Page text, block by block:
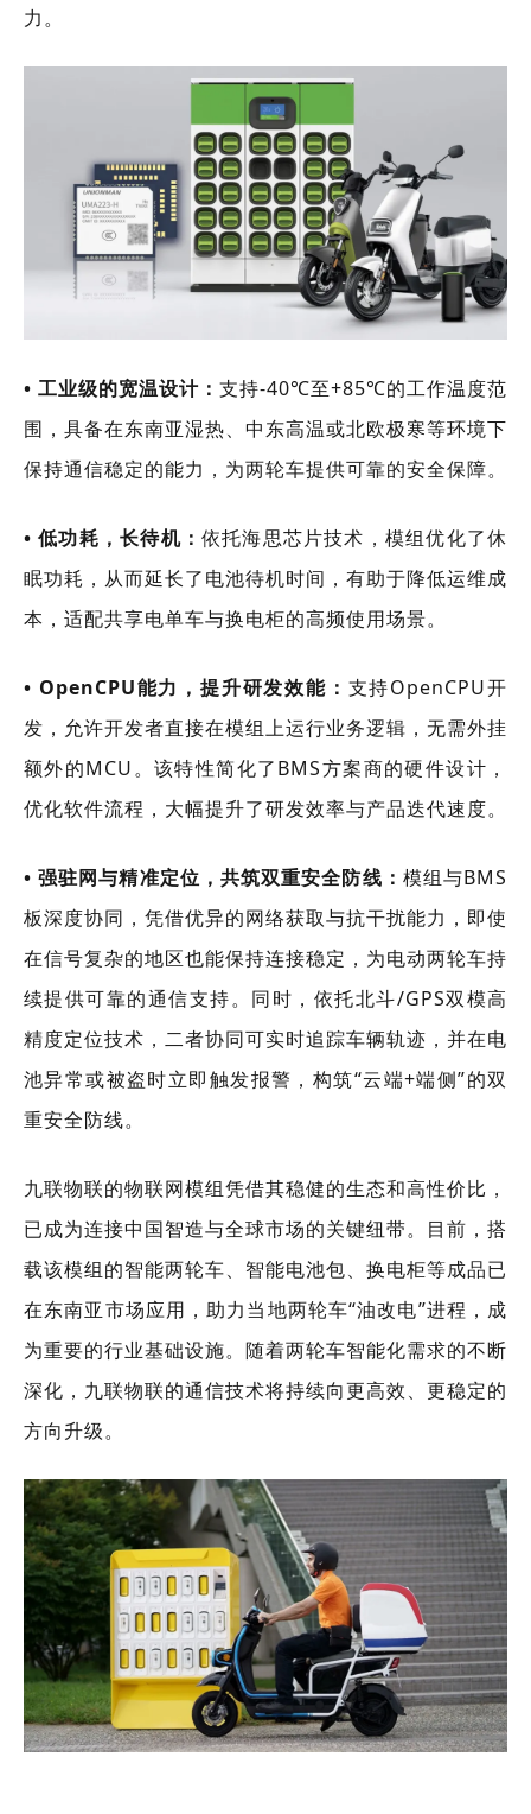
力。
• 工业级的宽温设计： 支持-40℃至+85℃的工作温度范
围，具备在东南亚湿热、中东高温或北欧极寒等环境下
保持通信稳定的能力，为两轮车提供可靠的安全保障。
• 低功耗，长待机： 依托海思芯片技术，模组优化了休
眠功耗，从而延长了电池待机时间，有助于降低运维成
本，适配共享电单车与换电柜的高频使用场景。
• OpenCPU能力，提升研发效能： 支持OpenCPU开
发，允许开发者直接在模组上运行业务逻辑，无需外挂
额外的MCU。该特性简化了BMS方案商的硬件设计，
优化软件流程，大幅提升了研发效率与产品迭代速度。
• 强驻网与精准定位，共筑双重安全防线： 模组与BMS
板深度协同，凭借优异的网络获取与抗干扰能力，即使
在信号复杂的地区也能保持连接稳定，为电动两轮车持
续提供可靠的通信支持。同时，依托北斗/GPS双模高
精度定位技术，二者协同可实时追踪车辆轨迹，并在电
池异常或被盗时立即触发报警，构筑“云端+端侧”的双
重安全防线。
九联物联的物联网模组凭借其稳健的生态和高性价比，
已成为连接中国智造与全球市场的关键纽带。目前，搭
载该模组的智能两轮车、智能电池包、换电柜等成品已
在东南亚市场应用，助力当地两轮车“油改电”进程，成
为重要的行业基础设施。随着两轮车智能化需求的不断
深化，九联物联的通信技术将持续向更高效、更稳定的
方向升级。